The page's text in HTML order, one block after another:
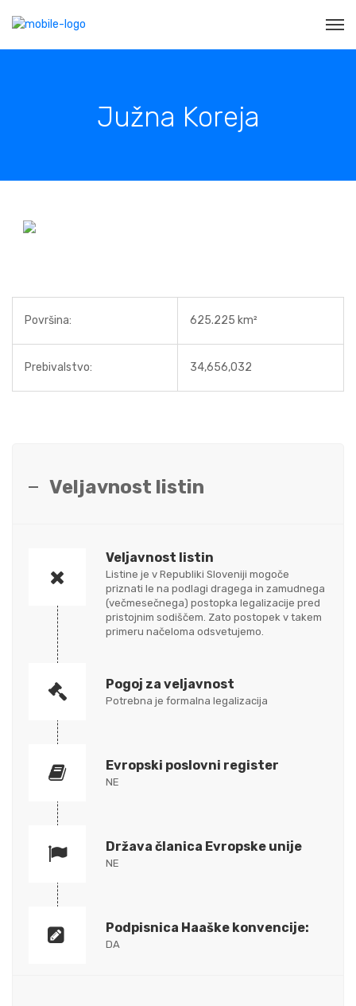
Južna Koreja
Površina: 625.225 km²
Prebivalstvo: 34,656,032
Veljavnost listin
Veljavnost listin
Listine je v Republiki Sloveniji mogoče
priznati le na podlagi dragega in zamudnega
(večmesečnega) postopka legalizacije pred
pristojnim sodiščem. Zato postopek v takem
primeru načeloma odsvetujemo.
Pogoj za veljavnost
Potrebna je formalna legalizacija
Evropski poslovni register
NE
Država članica Evropske unije
NE
Podpisnica Haaške konvencije:
DA